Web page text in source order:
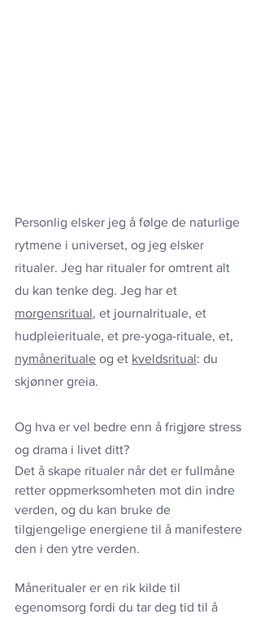
Personlig elsker jeg å følge de naturlige
rytmene i universet, og jeg elsker
ritualer. Jeg har ritualer for omtrent alt
du kan tenke deg. Jeg har et
morgensritual, et journalrituale, et
hudpleierituale, et pre-yoga-rituale, et,
nymånerituale og et kveldsritual: du
skjønner greia.
Og hva er vel bedre enn å frigjøre stress
og drama i livet ditt?
Det å skape ritualer når det er fullmåne
retter oppmerksomheten mot din indre
verden, og du kan bruke de
tilgjengelige energiene til å manifestere
den i den ytre verden.
Måneritualer er en rik kilde til
egenomsorg fordi du tar deg tid til å